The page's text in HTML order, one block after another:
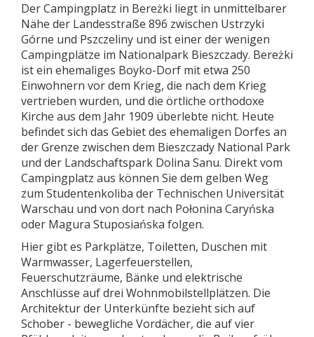
Der Campingplatz in Bereżki liegt in unmittelbarer
Nähe der Landesstraße 896 zwischen Ustrzyki
Górne und Pszczeliny und ist einer der wenigen
Campingplätze im Nationalpark Bieszczady. Bereżki
ist ein ehemaliges Boyko-Dorf mit etwa 250
Einwohnern vor dem Krieg, die nach dem Krieg
vertrieben wurden, und die örtliche orthodoxe
Kirche aus dem Jahr 1909 überlebte nicht. Heute
befindet sich das Gebiet des ehemaligen Dorfes an
der Grenze zwischen dem Bieszczady National Park
und der Landschaftspark Dolina Sanu. Direkt vom
Campingplatz aus können Sie dem gelben Weg
zum Studentenkoliba der Technischen Universität
Warschau und von dort nach Połonina Caryńska
oder Magura Stuposiańska folgen.
Hier gibt es Parkplätze, Toiletten, Duschen mit
Warmwasser, Lagerfeuerstellen,
Feuerschutzräume, Bänke und elektrische
Anschlüsse auf drei Wohnmobilstellplätzen. Die
Architektur der Unterkünfte bezieht sich auf
Schober - bewegliche Vordächer, die auf vier